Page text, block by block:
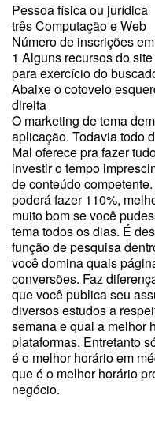
Pessoa física ou jurídica
três Computação e Web
Número de inscrições
1 Alguns recursos do
para exercício do
Abaixe o cotovelo
direita
O marketing de tema
aplicação. Todavia todo
Mal oferece pra fazer
investir o tempo
de conteúdo
poderá fazer 110%,
muito bom se você
tema todos os dias. É
função de pesquisa
você domina quais
conversões. Faz
que você publica seu
diversos estudos a
semana e qual a melhor
plataformas. Entretanto
é o melhor horário em
que é o melhor horário
negócio.